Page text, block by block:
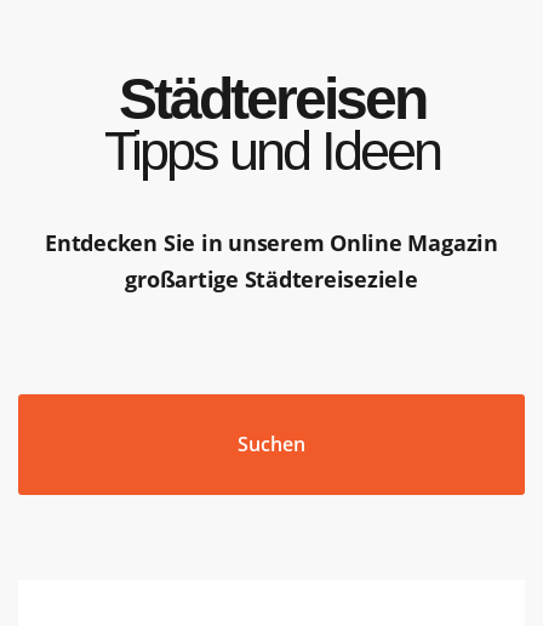
Städtereisen
Tipps und Ideen
Entdecken Sie in unserem Online Magazin
großartige Städtereiseziele